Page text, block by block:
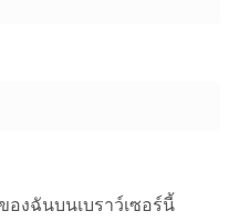
งฉันบนเบราว์เซอร์นี้